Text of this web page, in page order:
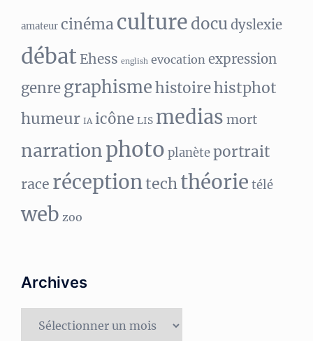
amateur cinémaculture docu dyslexie
débat Ehess english evocation expression
genregraphismehistoirehistphot
humeur IA icône LIS medias mort
narrationphoto planèteportrait
race réceptiontechthéorie télé
web zoo
Archives